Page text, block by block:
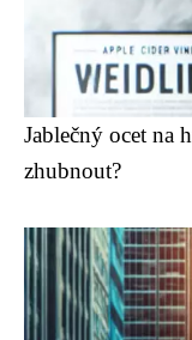
Jablečný ocet na
zhubnout?